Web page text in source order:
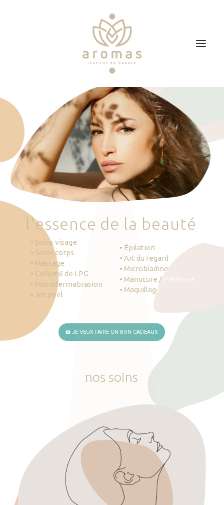
Soins
Je veux faire un bon cadeau
Plan d’accès
Prendre RDV
'essence de la beauté
• Soins visage
• Soins corps
• Massage
• Cellum6 de LPG
• Microdermabrasion
• Jet peel
• Épilation
• Art du regard
• Microblading
• Manucure / Pédicure
• Maquillage
JE VEUX FAIRE UN BON CADEAUX
nos soins